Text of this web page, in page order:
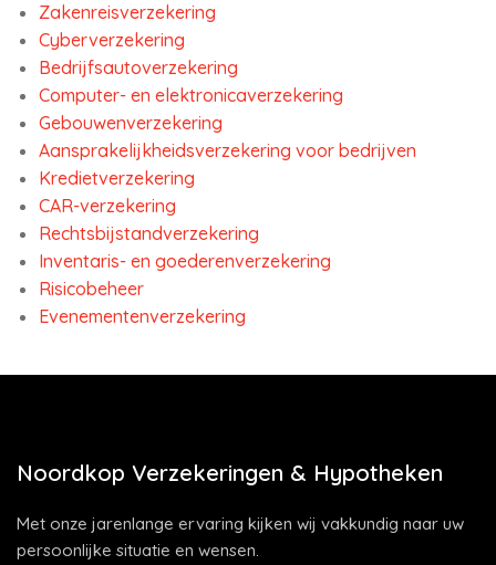
Zakenreisverzekering
Cyberverzekering
Bedrijfsautoverzekering
Computer- en elektronicaverzekering
Gebouwenverzekering
Aansprakelijkheidsverzekering voor bedrijven
Kredietverzekering
CAR-verzekering
Rechtsbijstandverzekering
Inventaris- en goederenverzekering
Risicobeheer
Evenementenverzekering
Noordkop Verzekeringen & Hypotheken
Met onze jarenlange ervaring kijken wij vakkundig naar uw
persoonlijke situatie en wensen.